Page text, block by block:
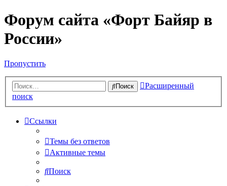
Форум сайта «Форт Байяр в
России»
Пропустить
Поиск
Расширенный
поиск
Ссылки
Темы без ответов
Активные темы
Поиск